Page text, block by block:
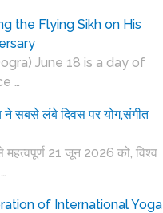
the Flying Sikh on His
June 18 is a day of
…
ने सबसे लंबे दिवस पर योग,संगीत
महत्वपूर्ण 21 जून 2026 को, विश्व
of International Yoga